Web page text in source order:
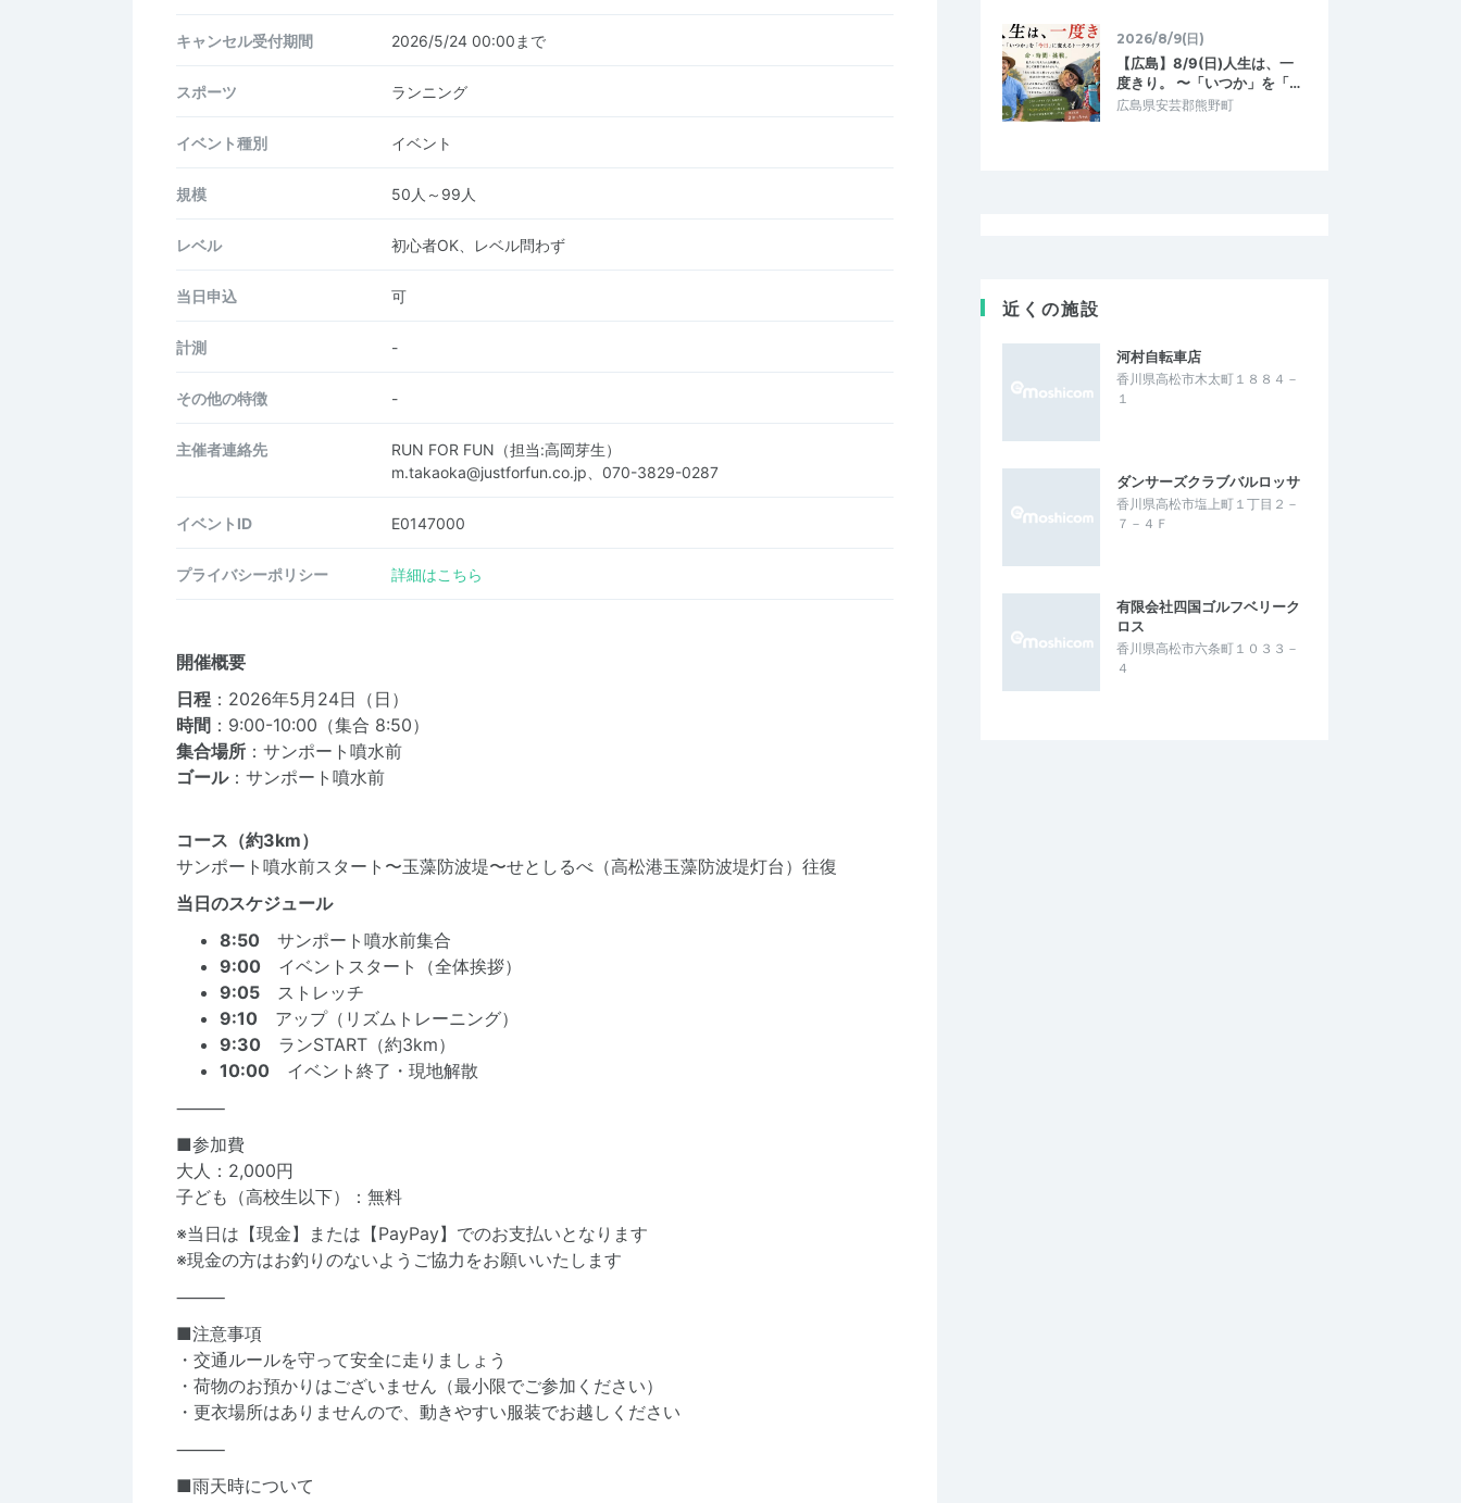
キャンセル受付期間 2026/5/24 00:00まで
スポーツ ランニング
イベント種別 イベント
規模 50人～99人
レベル 初心者OK、レベル問わず
当日申込 可
計測 -
その他の特徴 -
主催者連絡先
RUN FOR FUN（担当:高岡芽生）
m.takaoka@justforfun.co.jp、070-3829-0287
イベントID E0147000
プライバシーポリシー 詳細はこちら
開催概要
日程 ：2026年5月24日（日）
時間 ：9:00-10:00（集合 8:50）
集合場所 ：サンポート噴水前
ゴール：サンポート噴水前
コース（約3km）
サンポート噴水前スタート〜玉藻防波堤〜せとしるべ（高松港玉藻防波堤灯台）往復
当日のスケジュール
8:50 サンポート噴水前集合
9:00 イベントスタート（全体挨拶）
9:05 ストレッチ
9:10 アップ（リズムトレーニング）
9:30 ランSTART（約3km）
10:00 イベント終了・現地解散
⸻
■参加費
大人：2,000円
子ども（高校生以下）：無料
※当日は【現金】または【PayPay】でのお支払いとなります
※現金の方はお釣りのないようご協力をお願いいたします
⸻
■注意事項
・交通ルールを守って安全に走りましょう
・荷物のお預かりはございません（最小限でご参加ください）
・更衣場所はありませんので、動きやすい服装でお越しください
⸻
■雨天時について
2026/8/9(日)
【広島】8/9(日)人生は、一
度きり。 〜「いつか」を「…
広島県安芸郡熊野町
近くの施設
河村自転車店
香川県高松市木太町１８８４－
１
ダンサーズクラブバルロッサ
香川県高松市塩上町１丁目２－
７－４Ｆ
有限会社四国ゴルフベリーク
ロス
香川県高松市六条町１０３３－
４